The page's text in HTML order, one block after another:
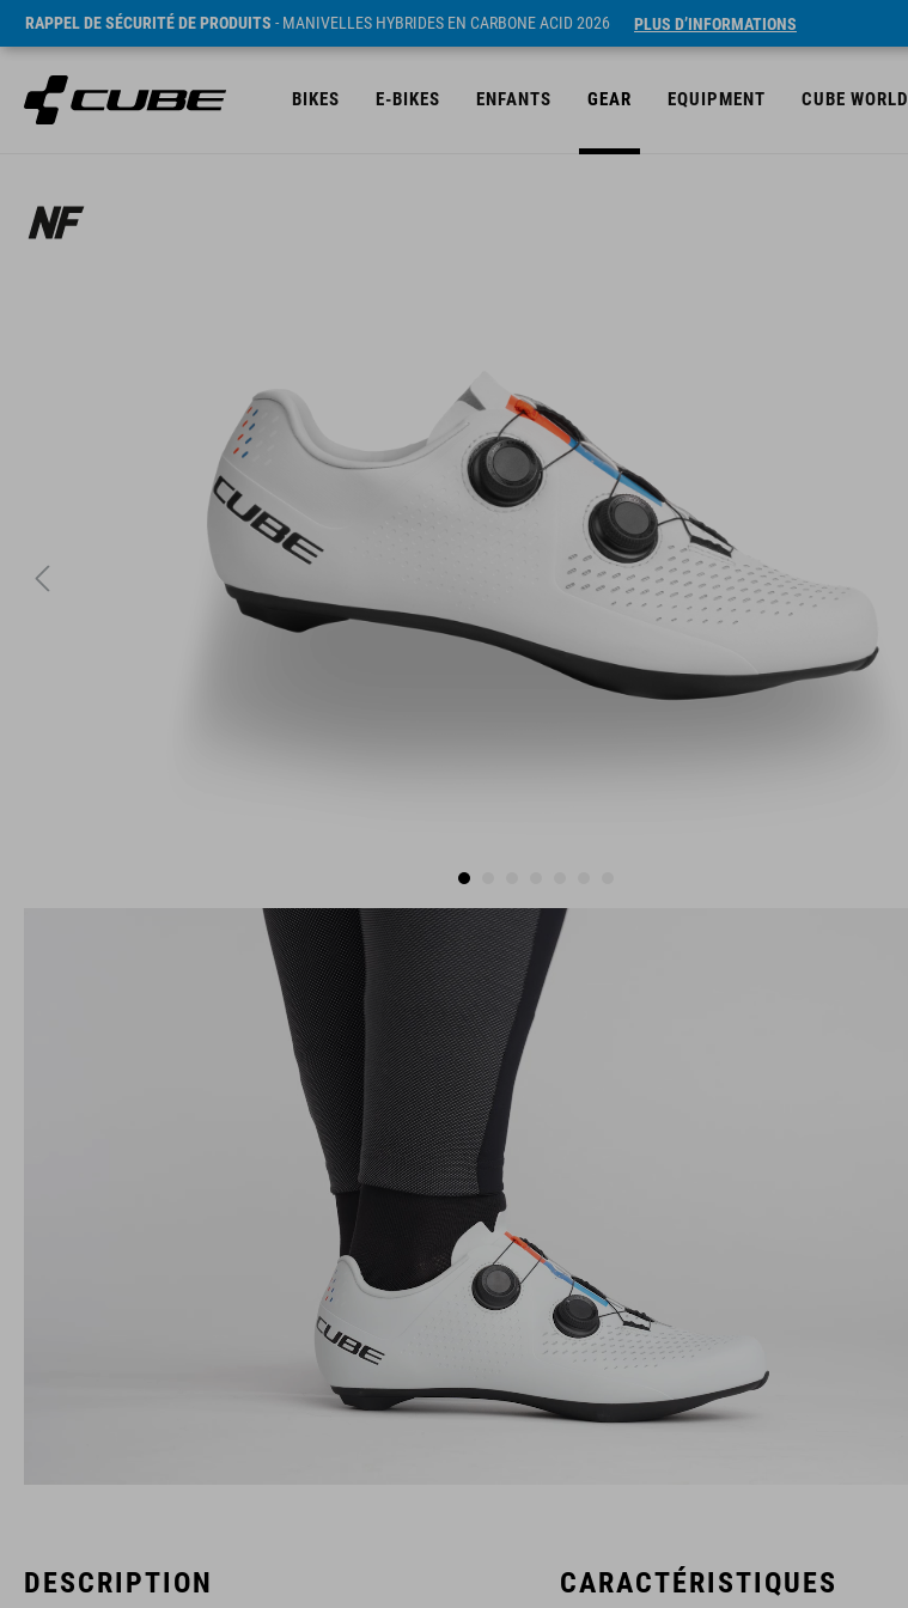
RAPPEL DE SÉCURITÉ DE PRODUITS - MANIVELLES HYBRIDES EN CARBONE ACID 2026 PLUS D’INFORMATIONS
BIKES E-BIKES ENFANTS GEAR EQUIPMENT CUBE WORLD
DESCRIPTION CARACTÉRISTIQUES